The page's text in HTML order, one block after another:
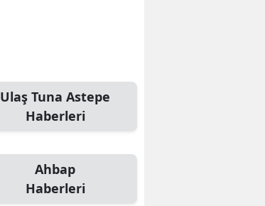
Ulaş Tuna Astepe
Haberleri
Ahbap
Haberleri